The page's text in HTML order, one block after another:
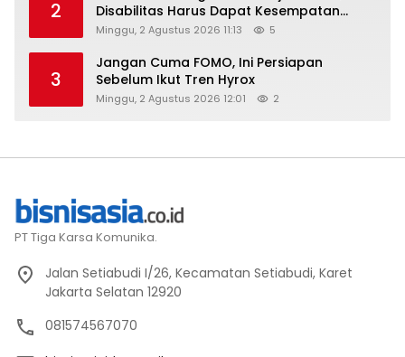
2
Disabilitas Harus Dapat Kesempatan
Setara
Minggu, 2 Agustus 2026 11:13 5
3
Jangan Cuma FOMO, Ini Persiapan
Sebelum Ikut Tren Hyrox
Minggu, 2 Agustus 2026 12:01 2
PT Tiga Karsa Komunika.
Jalan Setiabudi I/26, Kecamatan Setiabudi, Karet
Jakarta Selatan 12920
081574567070